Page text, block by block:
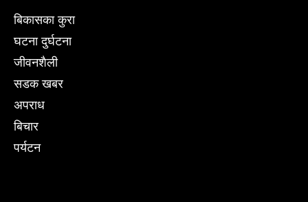
बिकासका कुरा
घटना दुर्घटना
जीवनशैली
सडक खबर
अपराध
बिचार
पर्यटन